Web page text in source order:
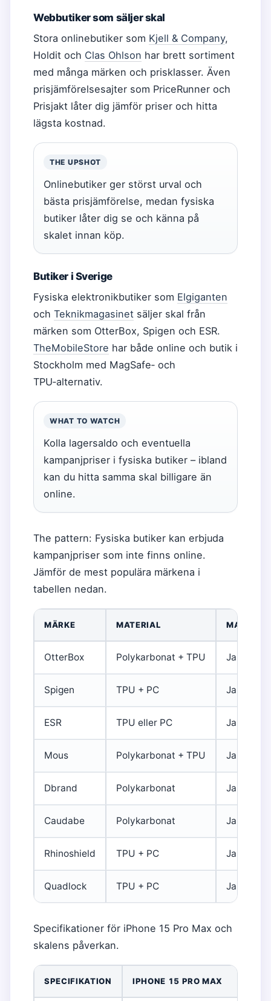
Webbutiker som säljer skal
Stora onlinebutiker som Kjell & Company,
Holdit och Clas Ohlson har brett sortiment
med många märken och prisklasser. Även
prisjämförelsesajter som PriceRunner och
Prisjakt låter dig jämför priser och hitta
lägsta kostnad.
THE UPSHOT
Onlinebutiker ger störst urval och
bästa prisjämförelse, medan fysiska
butiker låter dig se och känna på
skalet innan köp.
Butiker i Sverige
Fysiska elektronikbutiker som Elgiganten
och Teknikmagasinet säljer skal från
märken som OtterBox, Spigen och ESR.
TheMobileStore har både online och butik i
Stockholm med MagSafe‑ och
TPU‑alternativ.
WHAT TO WATCH
Kolla lagersaldo och eventuella
kampanjpriser i fysiska butiker – ibland
kan du hitta samma skal billigare än
online.
The pattern: Fysiska butiker kan erbjuda
kampanjpriser som inte finns online.
Jämför de mest populära märkena i
tabellen nedan.
MÄRKE MATERIAL MAGSAFE
OtterBox Polykarbonat + TPU Ja
Spigen TPU + PC Ja (Neo
ESR TPU eller PC Ja (Clear
Mous Polykarbonat + TPU Ja
Dbrand Polykarbonat Ja (Grip)
Caudabe Polykarbonat Ja
Rhinoshield TPU + PC Ja
Quadlock TPU + PC Ja
Specifikationer för iPhone 15 Pro Max och
skalens påverkan.
SPECIFIKATION IPHONE 15 PRO MAX